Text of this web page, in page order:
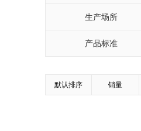
生产场所
产品标准
默认排序 销量